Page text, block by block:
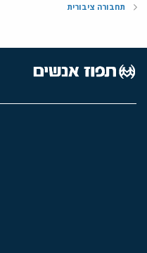
תחבורה ציבורית